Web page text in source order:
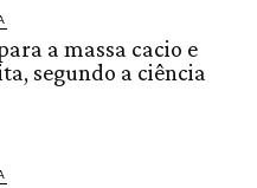
a massa cacio e
segundo a ciência